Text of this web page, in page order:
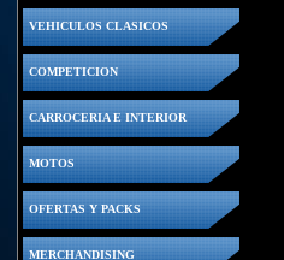
VEHICULOS CLASICOS
COMPETICION
CARROCERIA E INTERIOR
MOTOS
OFERTAS Y PACKS
MERCHANDISING